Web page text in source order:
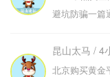
避坑防骗一篇
昆山太马 / 4
北京购买黄金